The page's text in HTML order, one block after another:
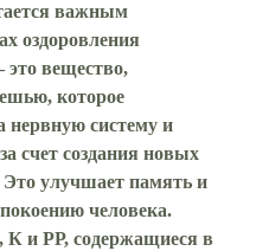
важным
оздоровления
это вещество,
которое
нервную систему и
счет создания новых
улучшает память и
человека.
и РР, содержащиеся в